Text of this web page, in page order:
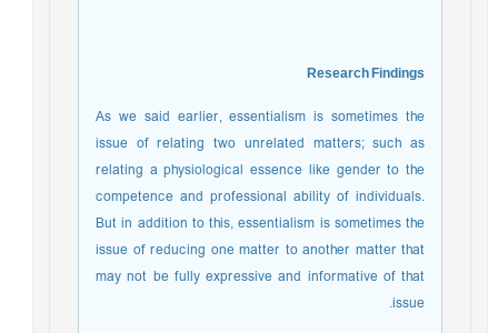
Research Findings
As we said earlier, essentialism is sometimes the
issue of relating two unrelated matters; such as
relating a physiological essence like gender to the
competence and professional ability of individuals.
But in addition to this, essentialism is sometimes the
issue of reducing one matter to another matter that
may not be fully expressive and informative of that
issue.